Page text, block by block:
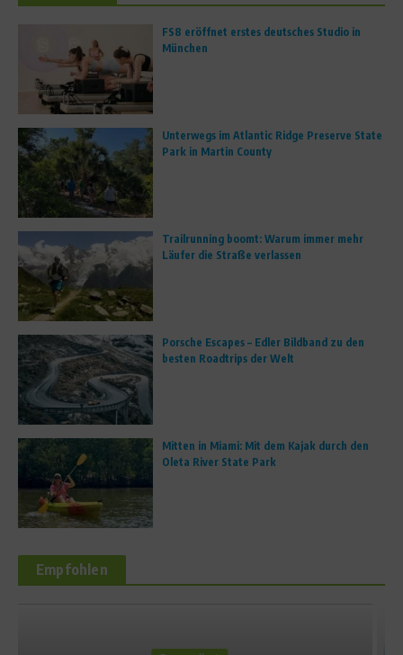
FS8 eröffnet erstes deutsches Studio in
München
Unterwegs im Atlantic Ridge Preserve State
Park in Martin County
Trailrunning boomt: Warum immer mehr
Läufer die Straße verlassen
Porsche Escapes – Edler Bildband zu den
besten Roadtrips der Welt
Mitten in Miami: Mit dem Kajak durch den
Oleta River State Park
Empfohlen